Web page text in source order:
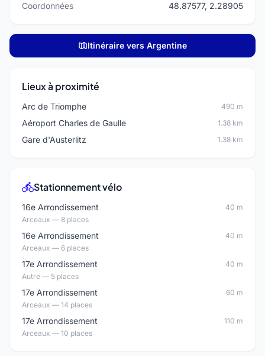
Coordonnées
48.87577, 2.28905
Itinéraire vers Argentine
Lieux à proximité
Arc de Triomphe 490 m
Aéroport Charles de Gaulle 1.38 km
Gare d'Austerlitz 1.38 km
Stationnement vélo
16e Arrondissement
Arceaux — 8 places
40 m
16e Arrondissement
Arceaux — 6 places
40 m
17e Arrondissement
Autre — 5 places
40 m
17e Arrondissement
Arceaux — 14 places
60 m
17e Arrondissement
Arceaux — 10 places
110 m